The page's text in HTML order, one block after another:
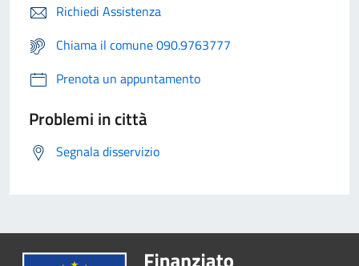
Richiedi Assistenza
Chiama il comune 090.9763777
Prenota un appuntamento
Problemi in città
Segnala disservizio